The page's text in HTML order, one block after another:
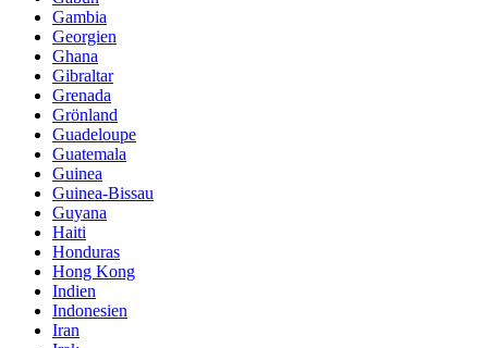
Gambia
Georgien
Ghana
Gibraltar
Grenada
Grönland
Guadeloupe
Guatemala
Guinea
Guinea-Bissau
Guyana
Haiti
Honduras
Hong Kong
Indien
Indonesien
Iran